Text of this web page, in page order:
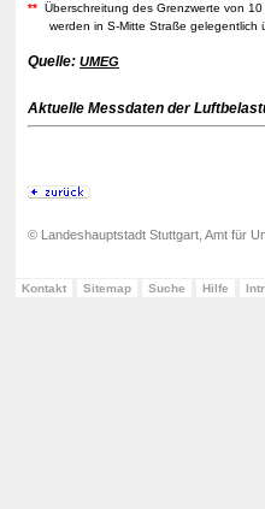
** Überschreitung des Grenzwerte von 10
werden in S-Mitte Straße gelegentlich
Quelle: UMEG
Aktuelle Messdaten der
© Landeshauptstadt Stuttgart, Amt für
Kontakt Sitemap Suche Hilfe